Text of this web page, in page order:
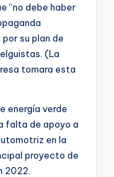
“no debe haber
su plan de
(La
tomara esta
energía verde
falta de apoyo a
en la
proyecto de
2022.